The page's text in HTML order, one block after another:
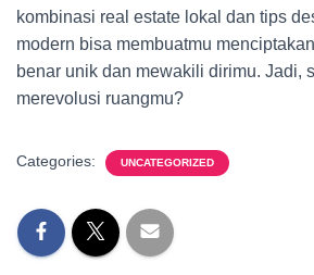
kombinasi real estate lokal dan tips
modern bisa membuatmu
benar unik dan mewakili dirimu. Jadi,
merevolusi ruangmu?
Categories: UNCATEGORIZED